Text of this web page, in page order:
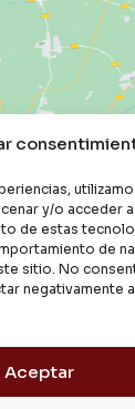
y/o acceder
de estas
de
sitio. No
negativamente
Aceptar
aceptar